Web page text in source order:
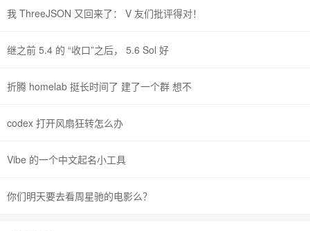
我 ThreeJSON 又回来了： V 友们批评得对！
继之前 5.4 的 “收口”之后， 5.6 Sol 好
折腾 homelab 挺长时间了 建了一个群 想不
codex 打开风扇狂转怎么办
Vibe 的一个中文起名小工具
你们明天要去看周星驰的电影么？